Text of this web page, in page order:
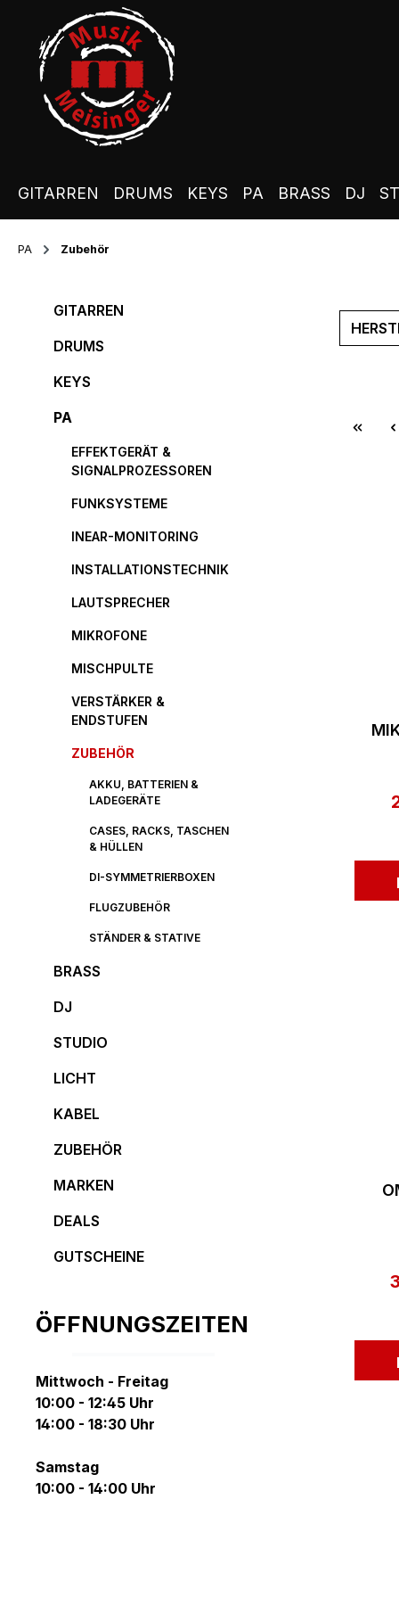
Hauptinhalt springen
Zur Suche springen
Zur Hauptnavigation springen
GITARREN DRUMS KEYS PA BRASS DJ
PA Zubehör
GITARREN
DRUMS
KEYS
PA
EFFEKTGERÄT &
SIGNALPROZESSOREN
FUNKSYSTEME
INEAR-MONITORING
INSTALLATIONSTECHNIK
LAUTSPRECHER
MIKROFONE
MISCHPULTE
VERSTÄRKER &
ENDSTUFEN
ZUBEHÖR
AKKU, BATTERIEN &
LADEGERÄTE
CASES, RACKS, TASCHEN
& HÜLLEN
DI-SYMMETRIERBOXEN
FLUGZUBEHÖR
STÄNDER & STATIVE
BRASS
DJ
STUDIO
LICHT
KABEL
ZUBEHÖR
MARKEN
DEALS
GUTSCHEINE
ÖFFNUNGSZEITEN
Mittwoch - Freitag
10:00 - 12:45 Uhr
14:00 - 18:30 Uhr
Samstag
10:00 - 14:00 Uhr